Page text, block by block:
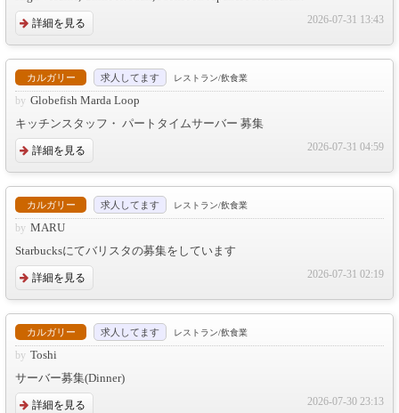
詳細を見る 2026-07-31 13:43
カルガリー 求人してます レストラン/飲食業
Globefish Marda Loop
キッチンスタッフ・ パートタイムサーバー 募集
詳細を見る 2026-07-31 04:59
カルガリー 求人してます レストラン/飲食業
MARU
Starbucksにてバリスタの募集をしています
詳細を見る 2026-07-31 02:19
カルガリー 求人してます レストラン/飲食業
Toshi
サーバー募集(Dinner)
詳細を見る 2026-07-30 23:13